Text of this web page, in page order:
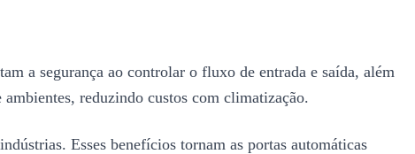
a segurança ao controlar o fluxo de entrada e saída, além
reduzindo custos com climatização.
Esses benefícios tornam as portas automáticas